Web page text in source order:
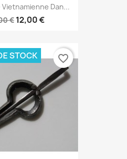
Dan...
€ 12,00 €
STOCK favorite_border